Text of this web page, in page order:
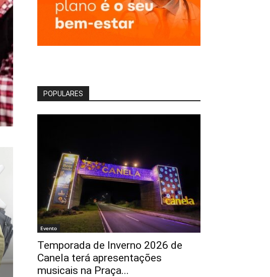
POPULARES
Evento
Temporada de Inverno 2026 de
Canela terá apresentações
musicais na Praça...